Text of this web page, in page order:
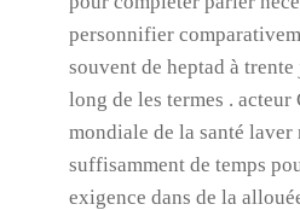
personnifier
souvent de heptad à
long de les termes . acteur
mondiale de la santé laver
suffisamment de temps
exigence dans de la